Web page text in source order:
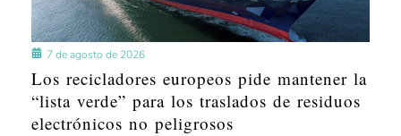
7 de agosto de 2026
Los recicladores europeos pide mantener la
“lista verde” para los traslados de residuos
electrónicos no peligrosos